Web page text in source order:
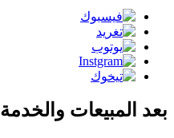
بعد المبيعات والخدمة